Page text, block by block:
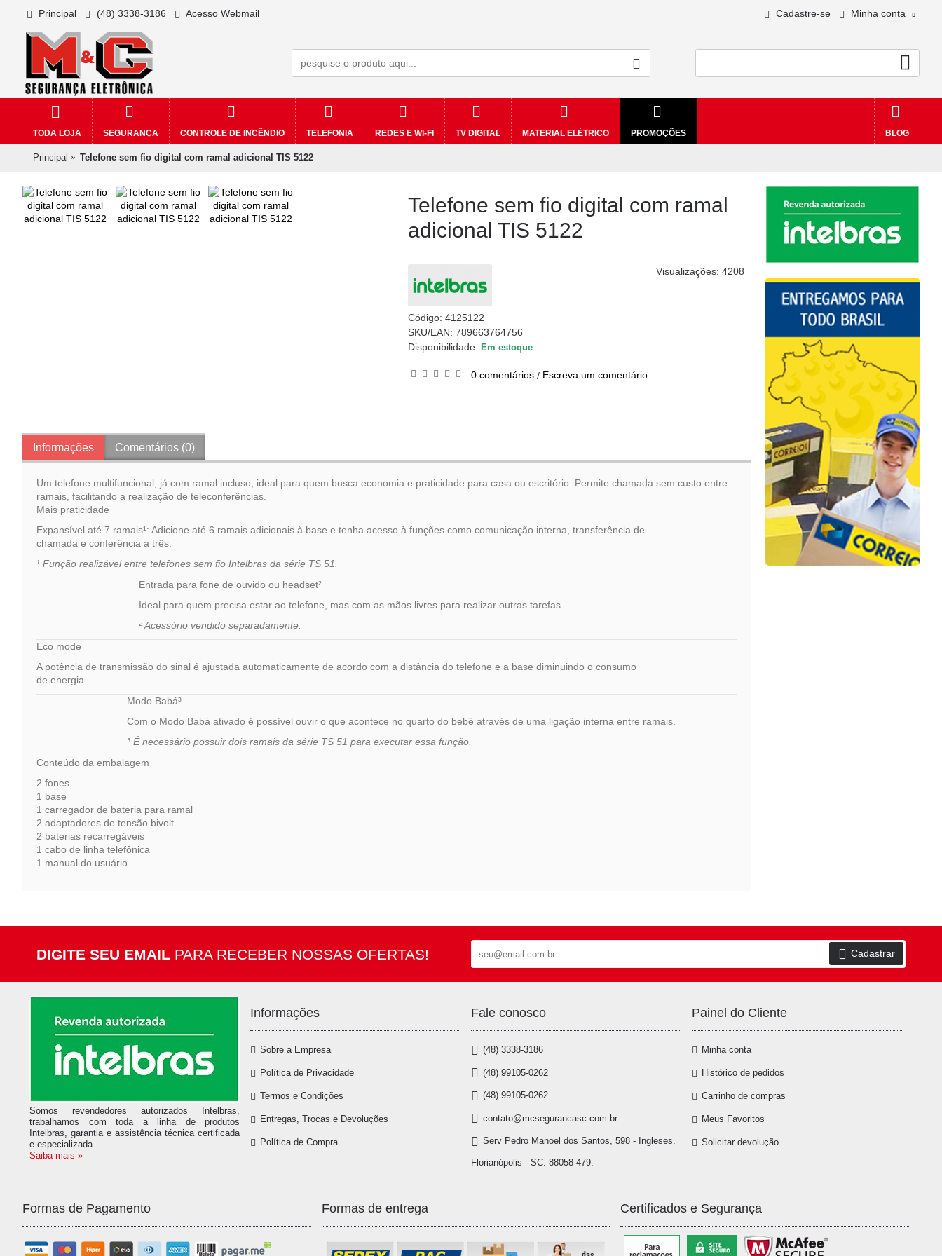
Principal (48) 3338-3186 Acesso Webmail Cadastre-se Minha conta
TODA LOJA SEGURANÇA CONTROLE DE INCÊNDIO TELEFONIA REDES E WI-FI TV DIGITAL MATERIAL ELÉTRICO PROMOÇÕES BLOG
Principal Telefone sem fio digital com ramal adicional TIS 5122
Telefone sem fio digital com ramal
adicional TIS 5122
Visualizações: 4208
Código: 4125122
SKU/EAN: 789663764756
Disponibilidade: Em estoque
0 comentários / Escreva um comentário
Informações Comentários (0)
Um telefone multifuncional, já com ramal incluso, ideal para quem busca economia e praticidade para casa ou escritório. Permite chamada sem custo entre
ramais, facilitando a realização de teleconferências.
Mais praticidade
Expansível até 7 ramais¹: Adicione até 6 ramais adicionais à base e tenha acesso à funções como comunicação interna, transferência de
chamada e conferência a três.
¹ Função realizável entre telefones sem fio Intelbras da série TS 51.
Entrada para fone de ouvido ou headset²
Ideal para quem precisa estar ao telefone, mas com as mãos livres para realizar outras tarefas.
² Acessório vendido separadamente.
Eco mode
A potência de transmissão do sinal é ajustada automaticamente de acordo com a distância do telefone e a base diminuindo o consumo
de energia.
Modo Babá³
Com o Modo Babá ativado é possível ouvir o que acontece no quarto do bebê através de uma ligação interna entre ramais.
³ É necessário possuir dois ramais da série TS 51 para executar essa função.
Conteúdo da embalagem
2 fones
1 base
1 carregador de bateria para ramal
2 adaptadores de tensão bivolt
2 baterias recarregáveis
1 cabo de linha telefônica
1 manual do usuário
DIGITE SEU EMAIL PARA RECEBER NOSSAS OFERTAS! Cadastrar
Somos revendedores autorizados Intelbras,
trabalhamos com toda a linha de produtos
Intelbras, garantia e assistência técnica certificada
e especializada.
Saiba mais »
Informações
Sobre a Empresa
Política de Privacidade
Termos e Condições
Entregas, Trocas e Devoluções
Política de Compra
Fale conosco
(48) 3338-3186
(48) 99105-0262
(48) 99105-0262
contato@mcsegurancasc.com.br
Serv Pedro Manoel dos Santos, 598 - Ingleses.
Florianópolis - SC. 88058-479.
Painel do Cliente
Minha conta
Histórico de pedidos
Carrinho de compras
Meus Favoritos
Solicitar devolução
Formas de Pagamento Formas de entrega Certificados e Segurança